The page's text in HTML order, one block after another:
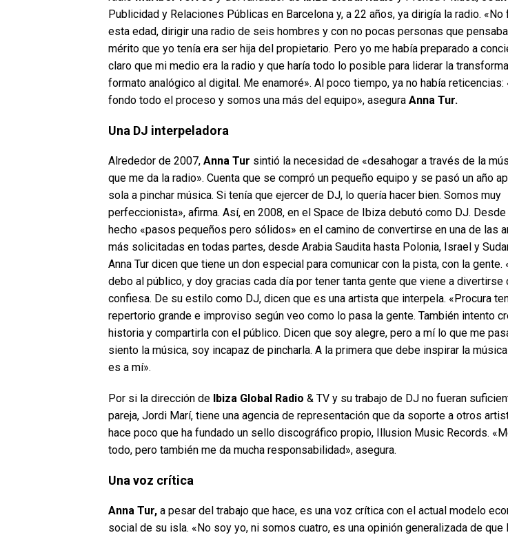
Publicidad y Relaciones Públicas en Barcelona y, a 22 años, ya dirigía la radio. «No
esta edad, dirigir una radio de seis hombres y con no pocas personas que
mérito que yo tenía era ser hija del propietario. Pero yo me había preparado a
claro que mi medio era la radio y que haría todo lo posible para liderar la
formato analógico al digital. Me enamoré». Al poco tiempo, ya no había reticencias:
fondo todo el proceso y somos una más del equipo», asegura Anna Tur.
Una DJ interpeladora
Alrededor de 2007, Anna Tur sintió la necesidad de «desahogar a través de la
que me da la radio». Cuenta que se compró un pequeño equipo y se pasó un año
sola a pinchar música. Si tenía que ejercer de DJ, lo quería hacer bien. Somos muy
perfeccionista», afirma. Así, en 2008, en el Space de Ibiza debutó como DJ.
hecho «pasos pequeños pero sólidos» en el camino de convertirse en una de las
más solicitadas en todas partes, desde Arabia Saudita hasta Polonia, Israel y
Anna Tur dicen que tiene un don especial para comunicar con la pista, con la gente.
debo al público, y doy gracias cada día por tener tanta gente que viene a divertirse
confiesa. De su estilo como DJ, dicen que es una artista que interpela. «Procura
repertorio grande e improviso según veo como lo pasa la gente. También intento
historia y compartirla con el público. Dicen que soy alegre, pero a mí lo que me
siento la música, soy incapaz de pincharla. A la primera que debe inspirar la
es a mí».
Por si la dirección de Ibiza Global Radio & TV y su trabajo de DJ no fueran
pareja, Jordi Marí, tiene una agencia de representación que da soporte a otros
hace poco que ha fundado un sello discográfico propio, Illusion Music Records.
todo, pero también me da mucha responsabilidad», asegura.
Una voz crítica
Anna Tur, a pesar del trabajo que hace, es una voz crítica con el actual modelo
social de su isla. «No soy yo, ni somos cuatro, es una opinión generalizada de que